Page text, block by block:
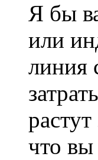
Я бы
или
линия
что вы